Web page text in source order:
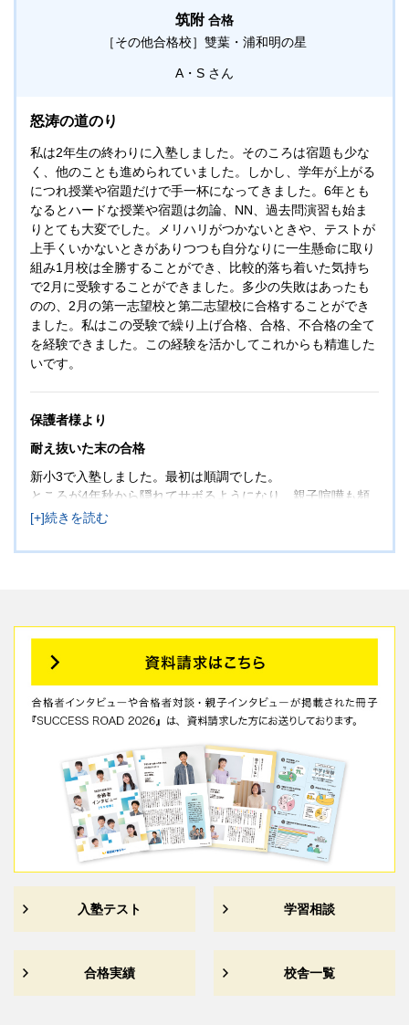
きた基礎が大事だったんだなぁと改めて感じました。最後ま
で過去問対策に付き合っていただいた先生方には感謝してお
筑附合格
［その他合格校］ 雙葉・浦和明の星
A・S
怒涛の道のり
私は2年生の終わりに入塾しました。そのころは宿題も少な
く、他のことも進められていました。しかし、学年が上がる
につれ授業や宿題だけで手一杯になってきました。6年とも
なるとハードな授業や宿題は勿論、NN、過去問演習も始ま
りとても大変でした。メリハリがつかないときや、テストが
上手くいかないときがありつつも自分なりに一生懸命に取り
組み1月校は全勝することができ、比較的落ち着いた気持ち
で2月に受験することができました。多少の失敗はあったも
のの、2月の第一志望校と第二志望校に合格することができ
ました。私はこの受験で繰り上げ合格、合格、不合格の全て
を経験できました。この経験を活かしてこれからも精進した
いです。
保護者様より
耐え抜いた末の合格
新小3で入塾しました。最初は順調でした。
ところが4年秋から隠れてサボるようになり、親子喧嘩も頻
発し、何度も受験をやめようとしました。6年の夏前からは
んでした。
娘の努力はもちろん、先生方、早稲アカのシステムや教材な
都度丁寧にご対応いただきました。受付の方もいつも笑顔で
優しく、とても頼りにしていました。
皆さま、本当にありがとうございました。
入塾テスト 学習相談
合格実績 校舎一覧